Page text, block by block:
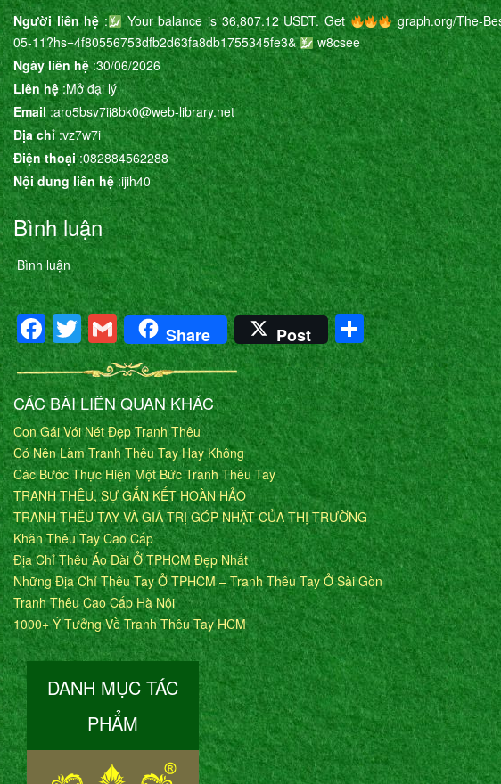
Người liên hệ: Your balance is 36,807.12 USDT. Get
graph.org/The-
05-11?hs=4f80556753dfb2d63fa8db1755345fe3&
w8csee
Ngày liên hệ:30/06/2026
Liên hệ:Mở đại lý
Email:aro5bsv7ii8bk0@web-library.net
Địa chỉ:vz7w7i
Điện thoại:082884562288
Nội dung liên hệ:ijih40
Bình luận
Bình luận
Facebook
Twitter
Gmail
Share Post Share
CÁC BÀI LIÊN QUAN KHÁC
Con Gái Với Nét Đẹp Tranh Thêu
Có Nên Làm Tranh Thêu Tay Hay Không
Các Bước Thực Hiện Một Bức Tranh Thêu Tay
TRANH THÊU, SỰ GẮN KẾT HOÀN HẢO
TRANH THÊU TAY VÀ GIÁ TRỊ GÓP NHẬT CỦA THỊ TRƯỜNG
Khăn Thêu Tay Cao Cấp
Địa Chỉ Thêu Áo Dài Ở TPHCM Đẹp Nhất
Những Địa Chỉ Thêu Tay Ở TPHCM – Tranh Thêu Tay Ở Sài Gòn
Tranh Thêu Cao Cấp Hà Nội
1000+ Ý Tưởng Về Tranh Thêu Tay HCM
DANH MỤC TÁC
PHẨM